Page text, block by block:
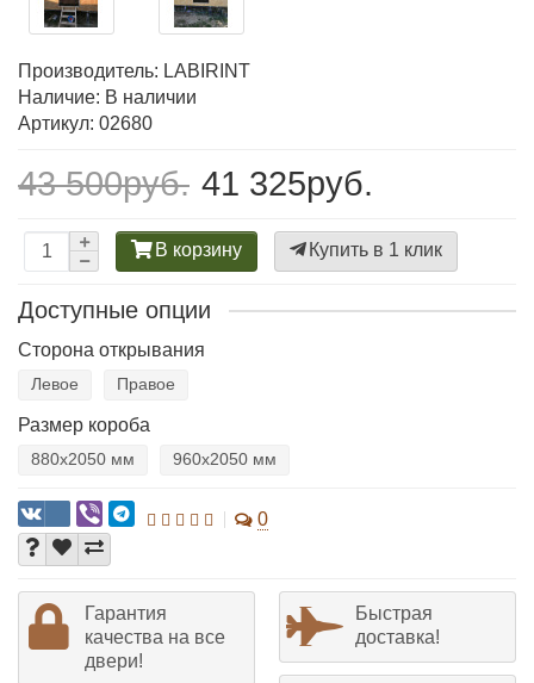
Производитель: LABIRINT
Наличие: В наличии
Артикул: 02680
43 500руб. 41 325руб.
В корзину Купить в 1 клик
Доступные опции
Сторона открывания
Левое Правое
Размер короба
880х2050 мм 960х2050 мм
0
Гарантия
качества на все
двери!
Быстрая
доставка!